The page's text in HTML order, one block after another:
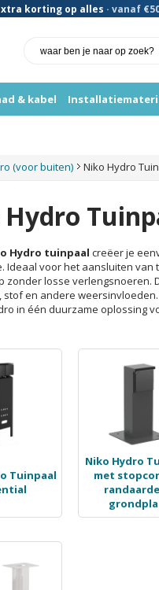
korting op alles · vanaf
& kabel
(voor buiten) Niko Hydro
Hydro tuinpaal creëer je
Ideaal voor het aansluiten
zonder losse verlengsnoeren.
stof en andere
in één duurzame oplossing
Tuinpaal
Niko Hydro
met